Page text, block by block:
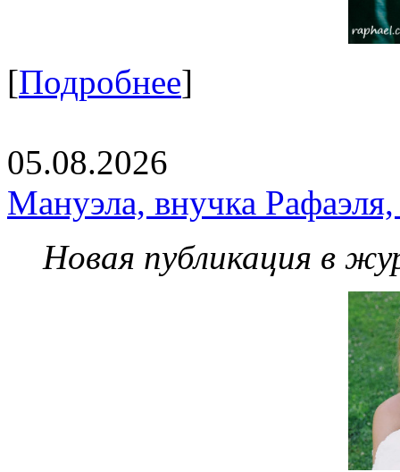
[Подробнее]
05.08.2026
Мануэла, внучка
Новая публикация в